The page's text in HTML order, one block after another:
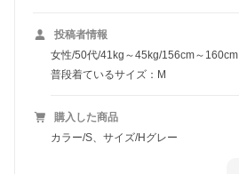
投稿者情報
女性/50代/41kg～45kg/156cm～160cm
普段着ているサイズ：M
購入した商品
カラー/S、サイズ/Hグレー